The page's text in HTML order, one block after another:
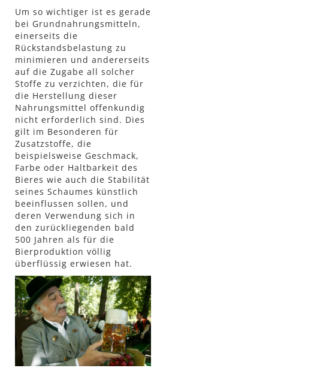
Um so wichtiger ist es gerade
bei Grundnahrungsmitteln,
einerseits die
Rückstandsbelastung zu
minimieren und andererseits
auf die Zugabe all solcher
Stoffe zu verzichten, die für
die Herstellung dieser
Nahrungsmittel offenkundig
nicht erforderlich sind. Dies
gilt im Besonderen für
Zusatzstoffe, die
beispielsweise Geschmack,
Farbe oder Haltbarkeit des
Bieres wie auch die Stabilität
seines Schaumes künstlich
beeinflussen sollen, und
deren Verwendung sich in
den zurückliegenden bald
500 Jahren als für die
Bierproduktion völlig
überflüssig erwiesen hat.